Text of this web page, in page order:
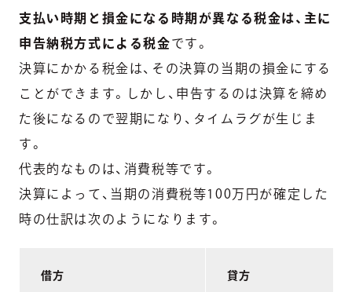
支払い時期と損金になる時期が異なる税金は、主に
申告納税方式による税金です。
決算にかかる税金は、その決算の当期の損金にする
ことができます。しかし、申告するのは決算を締め
た後になるので翌期になり、タイムラグが生じま
す。
代表的なものは、消費税等です。
決算によって、当期の消費税等100万円が確定した
時の仕訳は次のようになります。
借方 貸方